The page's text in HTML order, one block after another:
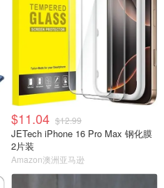
$11.04 $12.99
JETech iPhone 16 Pro Max 钢化膜
2片装
Amazon澳洲亚马逊